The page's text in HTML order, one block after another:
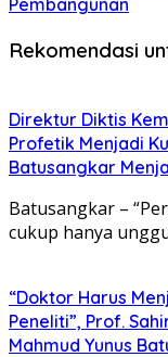
Pembangunan
Rekomendasi
Direktur Diktis
Profetik Menjadi
Batusangkar
Batusangkar –
cukup hanya
“Doktor Harus
Peneliti”, Prof.
Mahmud Yunus